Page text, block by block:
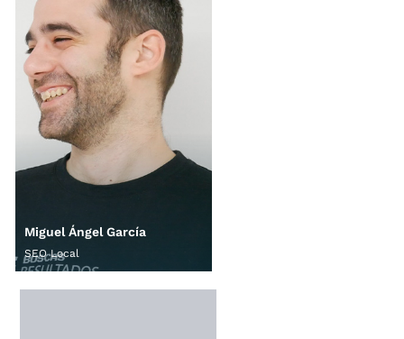
Miguel Ángel García
SEO Local